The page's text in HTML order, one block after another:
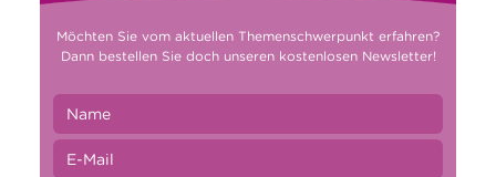
Möchten Sie vom aktuellen Themenschwerpunkt erfahren?
Dann bestellen Sie doch unseren kostenlosen Newsletter!